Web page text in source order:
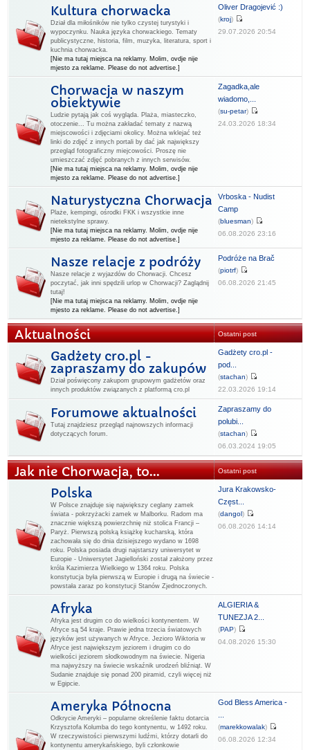
Kultura chorwacka
Dział dla miłośników nie tylko czystej turystyki i
wypoczynku. Nauka języka chorwackiego. Tematy
publicystyczne, historia, film, muzyka, literatura, sport i
kuchnia chorwacka.
[Nie ma tutaj miejsca na reklamy. Molim, ovdje nije
mjesto za reklame. Please do not advertise.]
Oliver Dragojević :)
(kroj)
29.07.2026 20:54
Chorwacja w naszym
obiektywie
Ludzie pytają jak coś wygląda. Plaża, miasteczko,
otoczenie... Tu można zakładać tematy z nazwą
miejscowości i zdjęciami okolicy. Można wklejać też
linki do zdjęć z innych portali by dać jak największy
przegląd fotograficzny miejcowości. Proszę nie
umieszczać zdjęć pobranych z innych serwisów.
[Nie ma tutaj miejsca na reklamy. Molim, ovdje nije
mjesto za reklame. Please do not advertise.]
Zagadka,ale
wiadomo,...
(su-petar)
24.03.2026 18:34
Naturystyczna Chorwacja
Plaże, kempingi, ośrodki FKK i wszystkie inne
nietekstylne sprawy.
[Nie ma tutaj miejsca na reklamy. Molim, ovdje nije
mjesto za reklame. Please do not advertise.]
Vrboska - Nudist
Camp
(bluesman)
06.08.2026 23:16
Nasze relacje z podróży
Nasze relacje z wyjazdów do Chorwacji. Chcesz
poczytać, jak inni spędzili urlop w Chorwacji? Zaglądnij
tutaj!
[Nie ma tutaj miejsca na reklamy. Molim, ovdje nije
mjesto za reklame. Please do not advertise.]
Podróże na Brač
(piotrf)
06.08.2026 21:45
Aktualności Ostatni post
Gadżety cro.pl -
zapraszamy do zakupów
Dział poświęcony zakupom grupowym gadżetów oraz
innych produktów związanych z platformą cro.pl
Gadżety cro.pl -
pod...
(stachan)
22.03.2026 19:14
Forumowe aktualności
Tutaj znajdziesz przegląd najnowszych informacji
dotyczących forum.
Zapraszamy do
polubi...
(stachan)
06.03.2024 19:05
Jak nie Chorwacja, to... Ostatni post
Polska
W Polsce znajduje się największy ceglany zamek
świata - pokrzyżacki zamek w Malborku. Radom ma
znacznie większą powierzchnię niż stolica Francji –
Paryż. Pierwszą polską książkę kucharską, która
zachowała się do dnia dzisiejszego wydano w 1698
roku. Polska posiada drugi najstarszy uniwersytet w
Europie - Uniwersytet Jagielloński został założony przez
króla Kazimierza Wielkiego w 1364 roku. Polska
konstytucja była pierwszą w Europie i drugą na świecie -
powstała zaraz po konstytucji Stanów Zjednoczonych.
Jura Krakowsko-
Częst...
(dangol)
06.08.2026 14:14
Afryka
Afryka jest drugim co do wielkości kontynentem. W
Afryce są 54 kraje. Prawie jedna trzecia światowych
języków jest używanych w Afryce. Jezioro Wiktoria w
Afryce jest największym jeziorem i drugim co do
wielkości jeziorem słodkowodnym na świecie. Nigeria
ma najwyższy na świecie wskaźnik urodzeń bliźniąt. W
Sudanie znajduje się ponad 200 piramid, czyli więcej niż
w Egipcie.
ALGIERIA &
TUNEZJA 2...
(PAP)
04.08.2026 15:30
Ameryka Północna
Odkrycie Ameryki – popularne określenie faktu dotarcia
Krzysztofa Kolumba do tego kontynentu, w 1492 roku.
W rzeczywistości pierwszymi ludźmi, którzy dotarli do
kontynentu amerykańskiego, byli członkowie
God Bless America -
(marekkowalak)
06.08.2026 12:34